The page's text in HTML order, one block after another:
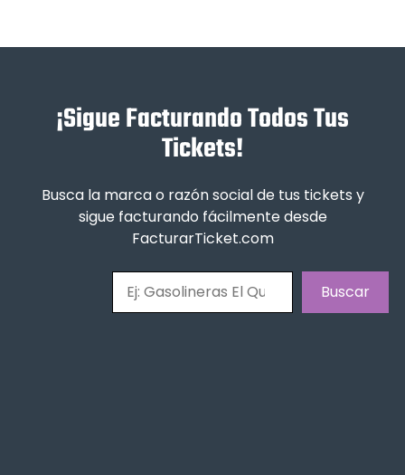
¡Sigue Facturando Todos Tus
Tickets!
Busca la marca o razón social de tus tickets y
sigue facturando fácilmente desde
FacturarTicket.com
Buscar
Buscar